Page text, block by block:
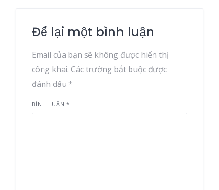
Để lại một bình luận
Email của bạn sẽ không được hiển thị
công khai. Các trường bắt buộc được
đánh dấu *
BÌNH LUẬN *